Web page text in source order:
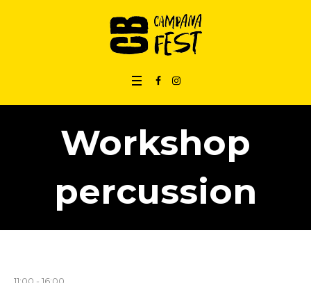
Workshop
percussion